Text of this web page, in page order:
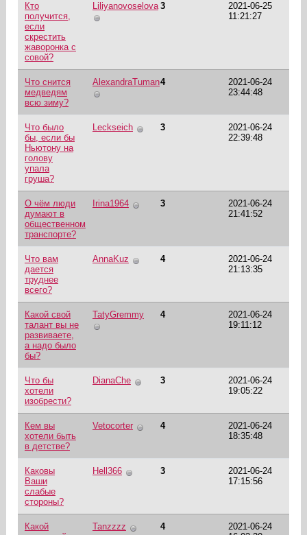
Кто
получится,
если
скрестить
жаворонка с
совой?
Liliyanovoselova 3
2021-06-25
11:21:27
Что снится
медведям
всю зиму?
AlexandraTuman4
2021-06-24
23:44:48
Что было
бы, если бы
Ньютону на
голову
упала
груша?
Leckseich 3
2021-06-24
22:39:48
О чём люди
думают в
общественном
транспорте?
Irina1964 3
2021-06-24
21:41:52
Что вам
дается
труднее
всего?
AnnaKuz 4
2021-06-24
21:13:35
Какой свой
талант вы не
развиваете,
а надо было
бы?
TatyGremmy 4
2021-06-24
19:11:12
Что бы
хотели
изобрести?
DianaChe 3
2021-06-24
19:05:22
Кем вы
хотели быть
в детстве?
Vetocorter 4
2021-06-24
18:35:48
Каковы
Ваши
слабые
стороны?
Hell366 3
2021-06-24
17:15:56
Какой
Tanzzzz 4
2021-06-24